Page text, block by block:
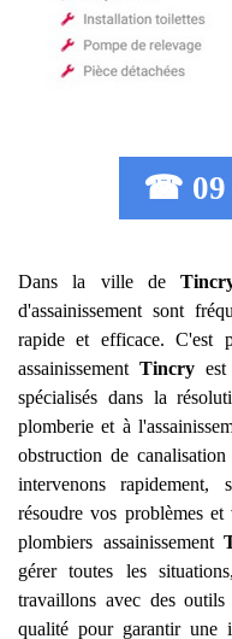
☎ 09
Dans la ville de
d'assainissement sont
rapide et efficace. C'est
assainissementTincry
spécialisés dans la
plomberie et à
obstruction de
intervenons
résoudre vos problèmes
plombiers assainissement
gérer toutes les
travaillons avec des
qualité pour garantir une